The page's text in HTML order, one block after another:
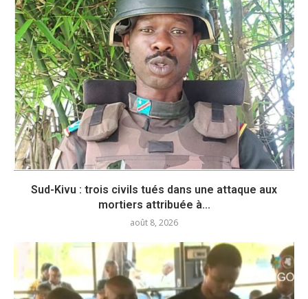
Sud-Kivu : trois civils tués dans une attaque aux
mortiers attribuée à...
août 8, 2026